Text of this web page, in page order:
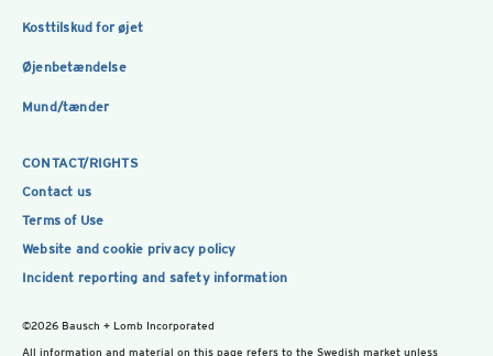
Kosttilskud for øjet
Øjenbetændelse
Mund/tænder
CONTACT/RIGHTS
Contact us
Terms of Use
Website and cookie privacy policy
Incident reporting and safety information
©2026 Bausch + Lomb Incorporated
All information and material on this page refers to the Swedish market unless